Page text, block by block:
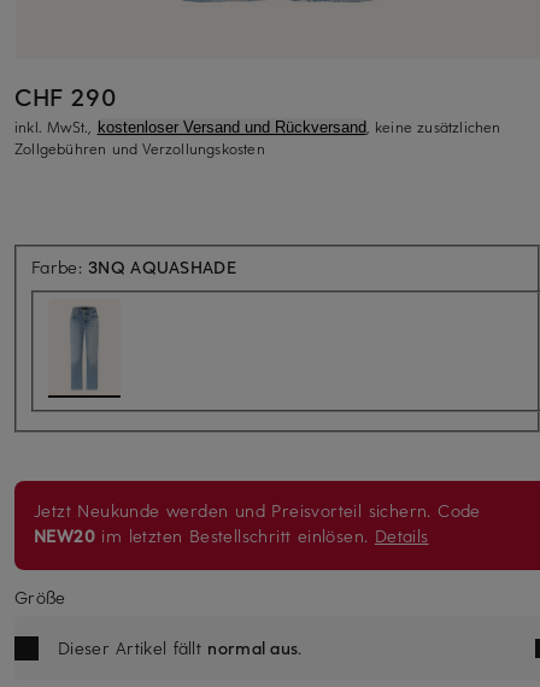
CHF 290
inkl. MwSt., kostenloser Versand und Rückversand, keine zusätzlichen
Zollgebühren und Verzollungskosten
Farbe:3NQ AQUASHADE
Jetzt Neukunde werden und Preisvorteil sichern. Code
NEW20 im letzten Bestellschritt einlösen. Details
Größe
Dieser Artikel fällt normal aus.